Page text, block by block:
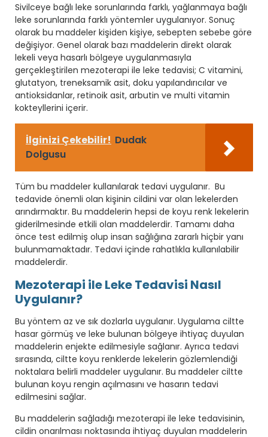
Sivilceye bağlı leke sorunlarında farklı, yağlanmaya bağlı
leke sorunlarında farklı yöntemler uygulanıyor. Sonuç
olarak bu maddeler kişiden kişiye, sebepten sebebe göre
değişiyor. Genel olarak bazı maddelerin direkt olarak
lekeli veya hasarlı bölgeye uygulanmasıyla
gerçekleştirilen mezoterapi ile leke tedavisi; C vitamini,
glutatyon, treneksamik asit, doku yapılandırıcılar ve
antioksidanlar, retinoik asit, arbutin ve multi vitamin
kokteyllerini içerir.
İlginizi Çekebilir! Dudak
Dolgusu
Tüm bu maddeler kullanılarak tedavi uygulanır. Bu
tedavide önemli olan kişinin cildini var olan lekelerden
arındırmaktır. Bu maddelerin hepsi de koyu renk lekelerin
giderilmesinde etkili olan maddelerdir. Tamamı daha
önce test edilmiş olup insan sağlığına zararlı hiçbir yanı
bulunmamaktadır. Tedavi içinde rahatlıkla kullanılabilir
maddelerdir.
Mezoterapi ile Leke Tedavisi Nasıl
Uygulanır?
Bu yöntem az ve sık dozlarla uygulanır. Uygulama ciltte
hasar görmüş ve leke bulunan bölgeye ihtiyaç duyulan
maddelerin enjekte edilmesiyle sağlanır. Ayrıca tedavi
sırasında, ciltte koyu renklerde lekelerin gözlemlendiği
noktalara belirli maddeler uygulanır. Bu maddeler ciltte
bulunan koyu rengin açılmasını ve hasarın tedavi
edilmesini sağlar.
Bu maddelerin sağladığı mezoterapi ile leke tedavisinin,
cildin onarılması noktasında ihtiyaç duyulan maddelerin